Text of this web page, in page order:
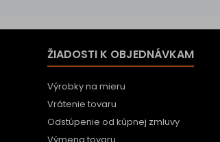
ŽIADOSTI K OBJEDNÁVKAM
Výrobky na mieru
Vrátenie tovaru
Odstúpenie od kúpnej zmluvy